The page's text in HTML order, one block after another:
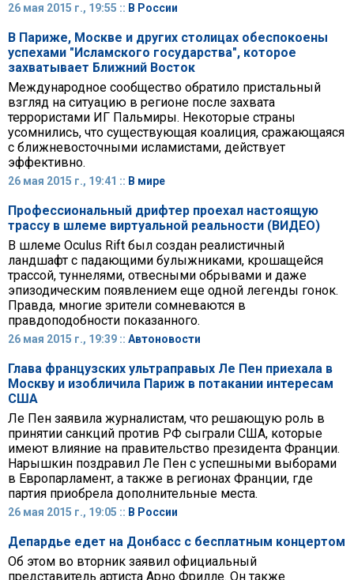
26 мая 2015 г., 19:55 :: В России
В Париже, Москве и других столицах обеспокоены
успехами "Исламского государства", которое
захватывает Ближний Восток
Международное сообщество обратило пристальный
взгляд на ситуацию в регионе после захвата
террористами ИГ Пальмиры. Некоторые страны
усомнились, что существующая коалиция, сражающаяся
с ближневосточными исламистами, действует
эффективно.
26 мая 2015 г., 19:41 :: В мире
Профессиональный дрифтер проехал настоящую
трассу в шлеме виртуальной реальности (ВИДЕО)
В шлеме Oculus Rift был создан реалистичный
ландшафт с падающими булыжниками, крошащейся
трассой, туннелями, отвесными обрывами и даже
эпизодическим появлением еще одной легенды гонок.
Правда, многие зрители сомневаются в
правдоподобности показанного.
26 мая 2015 г., 19:39 :: Автоновости
Глава французских ультраправых Ле Пен приехала в
Москву и изобличила Париж в потакании интересам
США
Ле Пен заявила журналистам, что решающую роль в
принятии санкций против РФ сыграли США, которые
имеют влияние на правительство президента Франции.
Нарышкин поздравил Ле Пен с успешными выборами
в Европарламент, а также в регионах Франции, где
партия приобрела дополнительные места.
26 мая 2015 г., 19:05 :: В России
Депардье едет на Донбасс с бесплатным концертом
Об этом во вторник заявил официальный
представитель артиста Арно Фрилле. Он также